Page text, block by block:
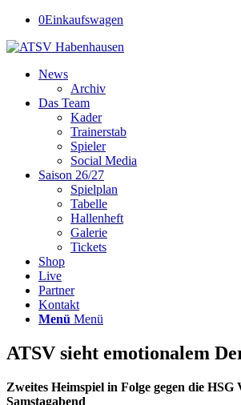
0Einkaufswagen
News
Archiv
Das Team
Kader
Trainerstab
Spieler
Social Media
Saison 26/27
Spielplan
Tabelle
Hallenheft
Galerie
Tickets
Shop
Live
Partner
Kontakt
Menü Menü
ATSV sieht emotionalem
Zweites Heimspiel in Folge gegen die HSG
Samstagabend